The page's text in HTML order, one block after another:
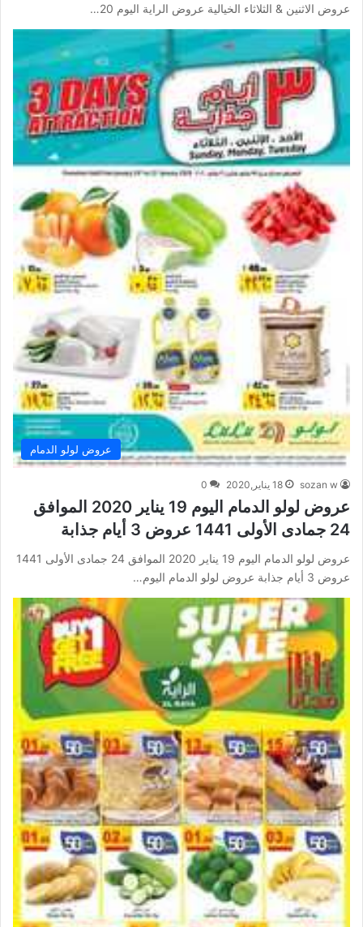
عروض الاثنين & الثلاثاء الخيالية عروض الراية اليوم 20…
عروض لولو الدمام
sozan w 18 يناير,2020 0
عروض لولو الدمام اليوم 19 يناير 2020 الموافق
24 جمادى الأولى 1441 عروض 3 أيام جذابة
عروض لولو الدمام اليوم 19 يناير 2020 الموافق 24 جمادى الأولى 1441
عروض 3 أيام جذابة عروض لولو الدمام اليوم…